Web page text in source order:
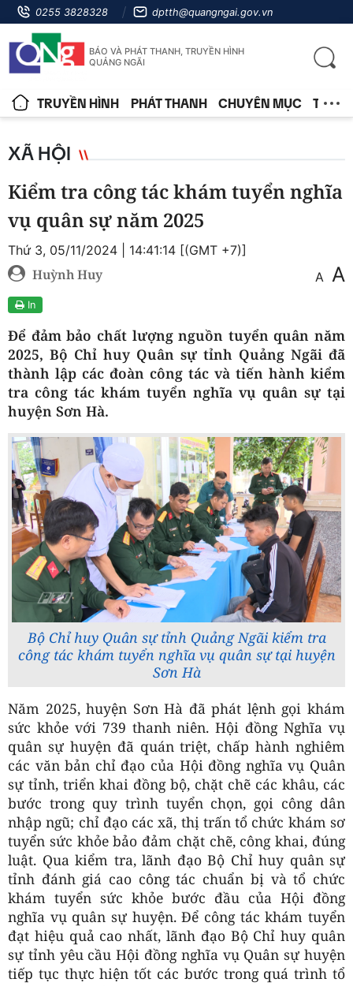
0255 3828328 dptth@quangngai.gov.vn
BÁO VÀ PHÁT THANH, TRUYỀN HÌNH
QUẢNG NGÃI
TRUYỀN HÌNH PHÁT THANH CHUYÊN MỤC TIN
XÃ HỘI
Kiểm tra công tác khám tuyển nghĩa
vụ quân sự năm 2025
Thứ 3, 05/11/2024 | 14:41:14 [(GMT +7)]
Huỳnh Huy A A
In
Để đảm bảo chất lượng nguồn tuyển quân năm
2025, Bộ Chỉ huy Quân sự tỉnh Quảng Ngãi đã
thành lập các đoàn công tác và tiến hành kiểm
tra công tác khám tuyển nghĩa vụ quân sự tại
huyện Sơn Hà.
Bộ Chỉ huy Quân sự tỉnh Quảng Ngãi kiểm tra
công tác khám tuyển nghĩa vụ quân sự tại huyện
Sơn Hà
Năm 2025, huyện Sơn Hà đã phát lệnh gọi khám
sức khỏe với 739 thanh niên. Hội đồng Nghĩa vụ
quân sự huyện đã quán triệt, chấp hành nghiêm
các văn bản chỉ đạo của Hội đồng nghĩa vụ Quân
sự tỉnh, triển khai đồng bộ, chặt chẽ các khâu, các
bước trong quy trình tuyển chọn, gọi công dân
nhập ngũ; chỉ đạo các xã, thị trấn tổ chức khám sơ
tuyển sức khỏe bảo đảm chặt chẽ, công khai, đúng
luật. Qua kiểm tra, lãnh đạo Bộ Chỉ huy quân sự
tỉnh đánh giá cao công tác chuẩn bị và tổ chức
khám tuyển sức khỏe bước đầu của Hội đồng
nghĩa vụ quân sự huyện. Để công tác khám tuyển
đạt hiệu quả cao nhất, lãnh đạo Bộ Chỉ huy quân
sự tỉnh yêu cầu Hội đồng nghĩa vụ Quân sự huyện
tiếp tục thực hiện tốt các bước trong quá trình tổ